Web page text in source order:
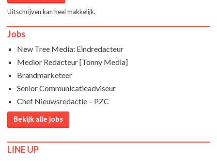
Uitschrijven kan heel makkelijk.
Jobs
New Tree Media: Eindredacteur
Medior Redacteur [Tonny Media]
Brandmarketeer
Senior Communicatieadviseur
Chef Nieuwsredactie – PZC
Bekijk alle jobs
LINE UP